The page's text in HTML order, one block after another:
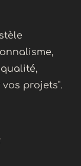
projets".